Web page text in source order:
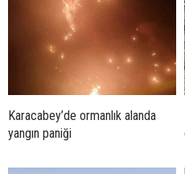
Karacabey’de ormanlık alanda
yangın paniği